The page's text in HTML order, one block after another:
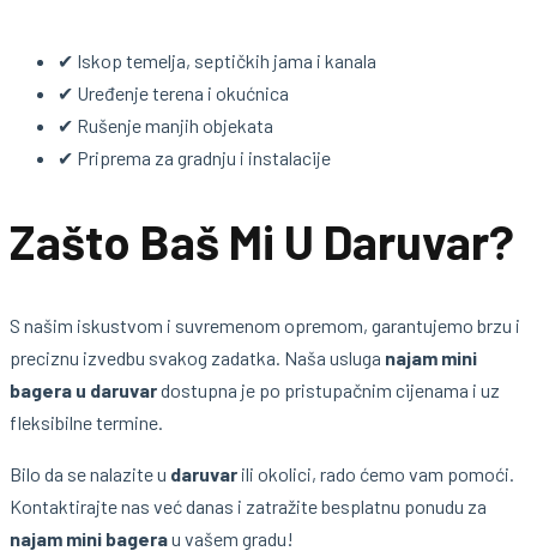
✔ Iskop temelja, septičkih jama i kanala
✔ Uređenje terena i okućnica
✔ Rušenje manjih objekata
✔ Priprema za gradnju i instalacije
Zašto Baš Mi U Daruvar?
S našim iskustvom i suvremenom opremom, garantujemo brzu i
preciznu izvedbu svakog zadatka. Naša usluga najam mini
bagera u daruvardostupna je po pristupačnim cijenama i uz
fleksibilne termine.
Bilo da se nalazite u daruvar ili okolici, rado ćemo vam pomoći.
Kontaktirajte nas već danas i zatražite besplatnu ponudu za
najam mini bagerau vašem gradu!